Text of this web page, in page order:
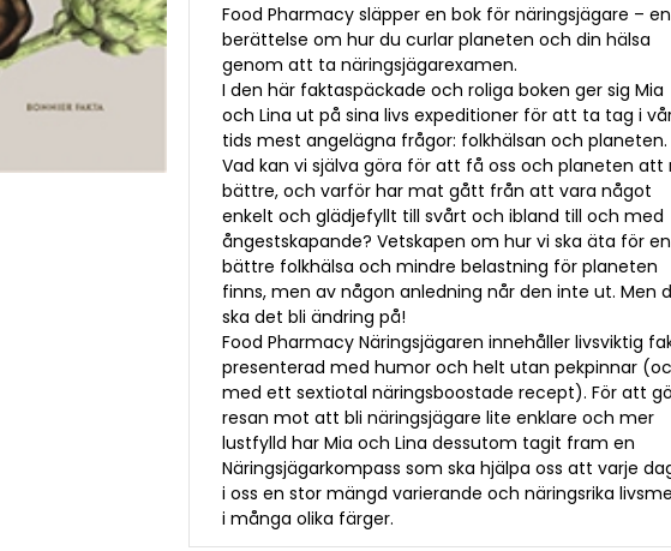
Food Pharmacy släpper en bok för näringsjägare – en
berättelse om hur du curlar planeten och din hälsa
genom att ta näringsjägarexamen.
I den här faktaspäckade och roliga boken ger sig Mia
och Lina ut på sina livs expeditioner för att ta tag i
tids mest angelägna frågor: folkhälsan och planeten.
Vad kan vi själva göra för att få oss och planeten att
bättre, och varför har mat gått från att vara något
enkelt och glädjefyllt till svårt och ibland till och med
ångestskapande? Vetskapen om hur vi ska äta för en
bättre folkhälsa och mindre belastning för planeten
finns, men av någon anledning når den inte ut. Men
ska det bli ändring på!
Food Pharmacy Näringsjägaren innehåller livsviktig
presenterad med humor och helt utan pekpinnar
med ett sextiotal näringsboostade recept). För att
resan mot att bli näringsjägare lite enklare och mer
lustfylld har Mia och Lina dessutom tagit fram en
Näringsjägarkompass som ska hjälpa oss att varje
i oss en stor mängd varierande och näringsrika
i många olika färger.